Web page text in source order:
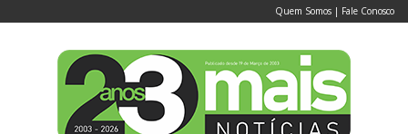
Quem Somos | Fale Conosco